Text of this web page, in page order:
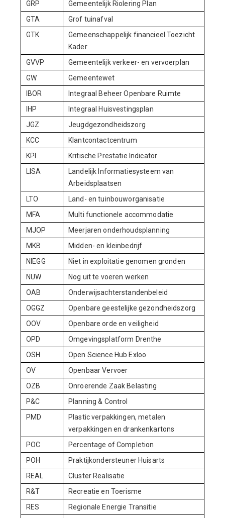
GRP
Gemeentelijk Riolering Plan
GTA
Grof tuinafval
GTK
Gemeenschappelijk financieel Toezicht
Kader
GVVP
Gemeentelijk verkeer- en vervoerplan
GW
Gemeentewet
IBOR
Integraal Beheer Openbare Ruimte
IHP
Integraal Huisvestingsplan
JGZ
Jeugdgezondheidszorg
KCC
Klantcontactcentrum
KPI
Kritische Prestatie Indicator
LISA
Landelijk Informatiesysteem van
Arbeidsplaatsen
LTO
Land- en tuinbouworganisatie
MFA
Multi functionele accommodatie
MJOP
Meerjaren onderhoudsplanning
MKB
Midden- en kleinbedrijf
NIEGG
Niet in exploitatie genomen gronden
NUW
Nog uit te voeren werken
OAB
Onderwijsachterstandenbeleid
OGGZ
Openbare geestelijke gezondheidszorg
OOV
Openbare orde en veiligheid
OPD
Omgevingsplatform Drenthe
OSH
Open Science Hub Exloo
OV
Openbaar Vervoer
OZB
Onroerende Zaak Belasting
P&C
Planning & Control
PMD
Plastic verpakkingen, metalen
verpakkingen en drankenkartons
POC
Percentage of Completion
POH
Praktijkondersteuner Huisarts
REAL
Cluster Realisatie
R&T
Recreatie en Toerisme
RES
Regionale Energie Transitie